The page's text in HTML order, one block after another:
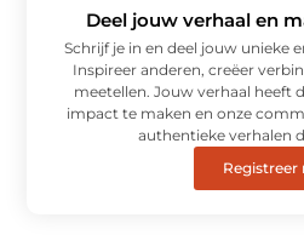
Deel jouw verhaal en
Schrijf je in en deel jouw unieke
Inspireer anderen, creëer
meetellen. Jouw verhaal heeft
impact te maken en onze
authentieke verhalen
Registreer